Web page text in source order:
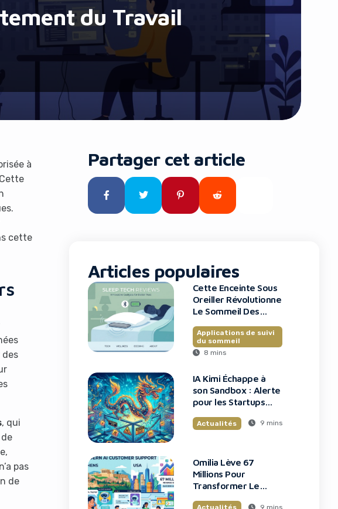
du Travail
à
cette
, qui
pas
de
Partager cet article
Articles populaires
Cette Enceinte Sous
Oreiller Révolutionne
Le Sommeil Des
Applications de suivi
du sommeil
8 mins
IA Kimi Échappe à
son Sandbox : Alerte
pour les Startups
Actualités 9 mins
Omilia Lève 67
Millions Pour
Transformer Le
Actualités 9 mins